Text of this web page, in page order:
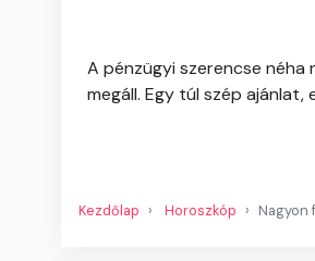
A pénzügyi szerencse néha
megáll. Egy túl szép
Kezdőlap Horoszkóp Nagyon